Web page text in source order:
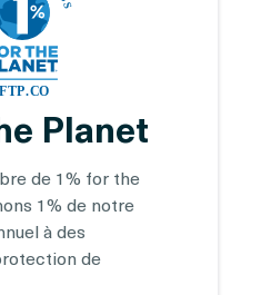
Planet
de 1% for the
1% de notre
à des
de